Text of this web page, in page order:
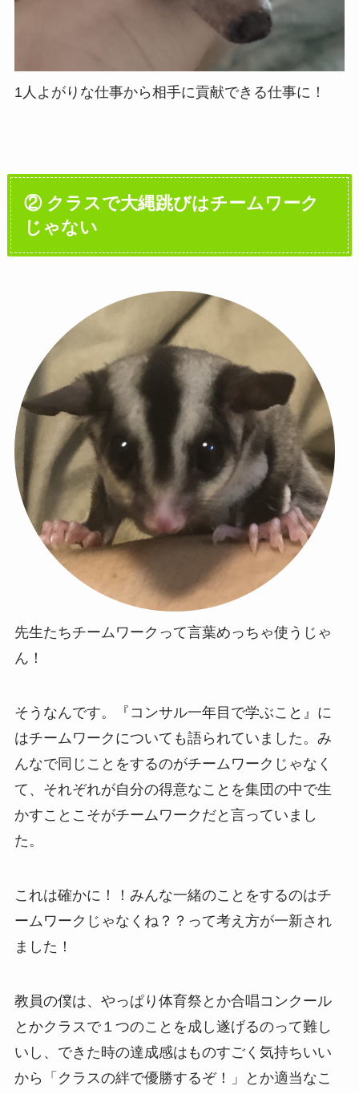
1人よがりな仕事から相手に貢献できる仕事に！
② クラスで大縄跳びはチームワーク
じゃない
先生たちチームワークって言葉めっちゃ使うじゃ
ん！
そうなんです。
『コンサル一年目で学ぶこと』に
はチームワークについても語られていました。み
んなで同じことをするのがチームワークじゃなく
て、それぞれが自分の得意なことを集団の中で生
かすことこそがチームワークだと言っていまし
た。
これは確かに！！ みんな一緒のことをするのはチ
ームワークじゃなくね？？ って考え方が一新され
ました！
教員の僕は、やっぱり体育祭とか合唱コンクール
とかクラスで１つのことを成し遂げるのって難し
いし、できた時の達成感はものすごく気持ちいい
から「クラスの絆で優勝するぞ！」とか適当なこ